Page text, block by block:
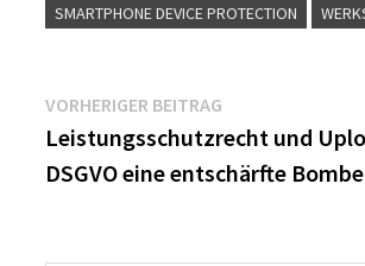
SMARTPHONE DEVICE PROTECTION
Beitragsnavigation
VORHERIGER BEITRAG
Beitrag:
Leistungsschutzrecht und
DSGVO eine entschärfte Bombe